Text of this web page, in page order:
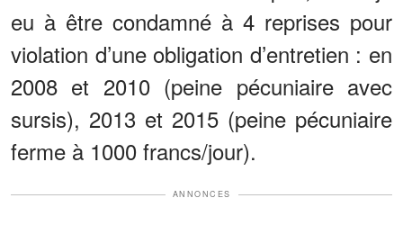
eu à être condamné à 4 reprises pour
violation d’une obligation d’entretien : en
2008 et 2010 (peine pécuniaire avec
sursis), 2013 et 2015 (peine pécuniaire
ferme à 1000 francs/jour).
ANNONCES